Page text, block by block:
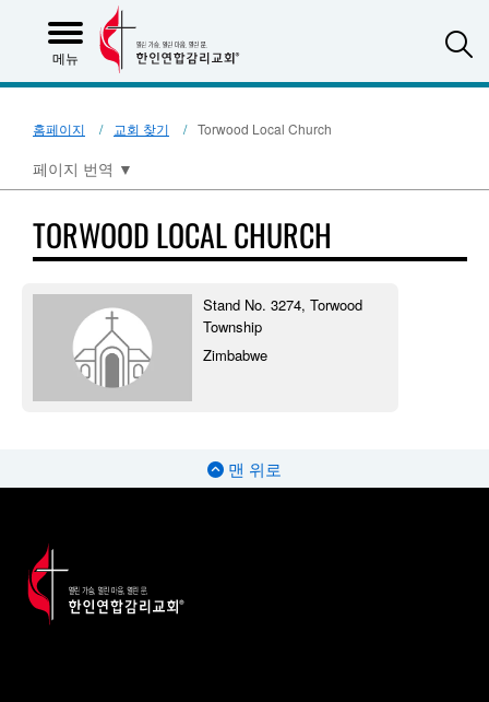
메뉴
홈페이지 교회 찾기 Torwood Local Church
페이지 번역 ▼
TORWOOD LOCAL CHURCH
Stand No. 3274, Torwood
Township
Zimbabwe
맨 위로